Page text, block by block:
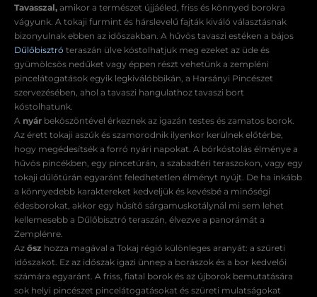
Tavasszal, amikor a természet újjáéled, friss és könnyed borokra
vágyunk. A tokaji furmint és hárslevelű fajták kiváló választásnak
bizonyulnak ebben az időszakban. A hűvös tavaszi estéken a bájos
Dűlőbisztró teraszán ülve kóstolhatjuk meg ezeket az üde és
gyümölcsös nedűket vagy éppen részt vehetünk a zempléni
pincelátogatások egyik legkiválóbbikán, a Harsányi Pincészet
szervezésében, ahol a tavaszi hangulathoz tavaszi bort
kóstolhatunk.
A nyár beköszöntével érkeznek az igazán testes és zamatos borok.
Az érett tokaji aszúk és szamorodnik ilyenkor kerülnek előtérbe,
hogy megédesítsék a forró nyári napokat. A bórkóstolás élménye a
hűvös pincékben, egy pincetúrán, a szabadtéri teraszokon, vagy egy
tokaji dűlőtúrán egyaránt feledhetetlen élményt nyújt. De ha inkább
a könnyedebb karaktereket kedveljük és kevésbé a minőségi
édesborokat, akkor egy hűsítő sárgamuskotálynál mi sem lehet
kellemesebb a Dűlőbisztró teraszán, élvezve a panorámát a
Zemplénre.
Az ősz hozza magával a Tokaj régió különleges aranyát: a szüreti
időszakot. Ez az időszak igazi ünnep a borászok és a bor kedvelői
számára egyaránt. A friss, fiatal borok és az újborok bemutatására
sok helyi pincészet pincelátogatásokat és szüreti mulatságokat